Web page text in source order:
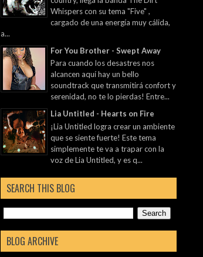
Whispers con su tema "Five" ,
cargado de una energía muy cálida,
a...
For You Brother - Swept Away
Para cuando los desastres nos
alcancen aquí hay un bello
soundtrack que transmitirá confort y
serenidad, no te lo pierdas! Entre...
Lia Untitled - Hearts on Fire
¡Lia Untitled logra crear un ambiente
que se siente fuerte! Este tema
simplemente te va a trapar con la
voz de Lia Untitled, y es q...
SEARCH THIS BLOG
BLOG ARCHIVE